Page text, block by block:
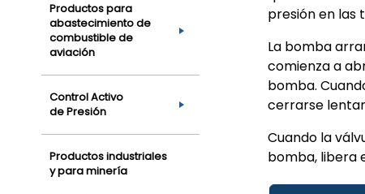
presión en las
La bomba
comienza a
bomba.
cerrarse
Cuando la
bomba, libera
Productos para
abastecimiento de
combustible de
aviación
Control Activo
de Presión
Productos industriales
y para minería